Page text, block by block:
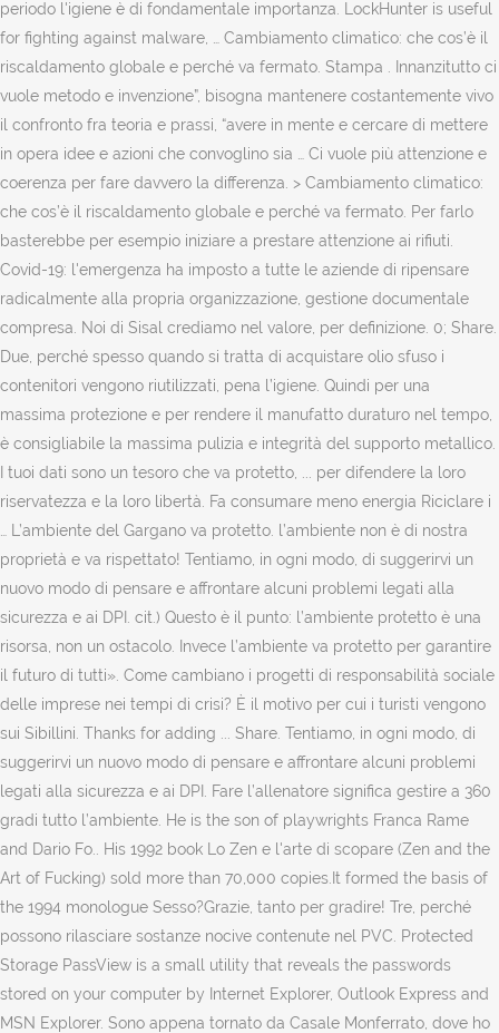
periodo l'igiene è di fondamentale importanza. LockHunter is useful
for fighting against malware, … Cambiamento climatico: che cos’è il
riscaldamento globale e perché va fermato. Stampa . Innanzitutto ci
vuole metodo e invenzione”, bisogna mantenere costantemente vivo
il confronto fra teoria e prassi, “avere in mente e cercare di mettere
in opera idee e azioni che convoglino sia … Ci vuole più attenzione e
coerenza per fare davvero la differenza. > Cambiamento climatico:
che cos’è il riscaldamento globale e perché va fermato. Per farlo
basterebbe per esempio iniziare a prestare attenzione ai rifiuti.
Covid-19: l'emergenza ha imposto a tutte le aziende di ripensare
radicalmente alla propria organizzazione, gestione documentale
compresa. Noi di Sisal crediamo nel valore, per definizione. 0; Share.
Due, perché spesso quando si tratta di acquistare olio sfuso i
contenitori vengono riutilizzati, pena l’igiene. Quindi per una
massima protezione e per rendere il manufatto duraturo nel tempo,
è consigliabile la massima pulizia e integrità del supporto metallico.
I tuoi dati sono un tesoro che va protetto, ... per difendere la loro
riservatezza e la loro libertà. Fa consumare meno energia Riciclare i
… L’ambiente del Gargano va protetto. l’ambiente non è di nostra
proprietà e va rispettato! Tentiamo, in ogni modo, di suggerirvi un
nuovo modo di pensare e affrontare alcuni problemi legati alla
sicurezza e ai DPI. cit.) Questo è il punto: l’ambiente protetto è una
risorsa, non un ostacolo. Invece l’ambiente va protetto per garantire
il futuro di tutti». Come cambiano i progetti di responsabilità sociale
delle imprese nei tempi di crisi? È il motivo per cui i turisti vengono
sui Sibillini. Thanks for adding ... Share. Tentiamo, in ogni modo, di
suggerirvi un nuovo modo di pensare e affrontare alcuni problemi
legati alla sicurezza e ai DPI. Fare l’allenatore significa gestire a 360
gradi tutto l’ambiente. He is the son of playwrights Franca Rame
and Dario Fo.. His 1992 book Lo Zen e l'arte di scopare (Zen and the
Art of Fucking) sold more than 70,000 copies.It formed the basis of
the 1994 monologue Sesso?Grazie, tanto per gradire! Tre, perché
possono rilasciare sostanze nocive contenute nel PVC. Protected
Storage PassView is a small utility that reveals the passwords
stored on your computer by Internet Explorer, Outlook Express and
MSN Explorer. Sono appena tornato da Casale Monferrato, dove ho